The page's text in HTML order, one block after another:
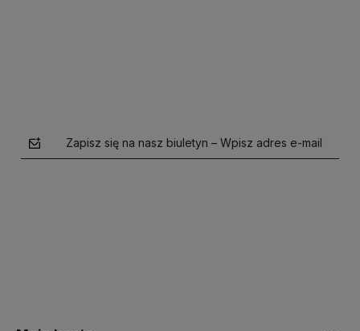
Zapisz się na nasz biuletyn – Wpisz adres e-mail